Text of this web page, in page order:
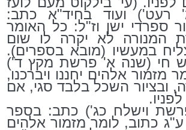
רעט') ועוד בחיד"א כתב:
ספרדי ישן וז"ל: כל האומר
המנורה לא יקרה לו שום
במעשיו (מובא בספרים).
חי (שנה א' פרשת מקץ ד')
מזמור אלהים יחננו ויברכנו,
ובציור השכל בלבד סגי, אם
וישלח כג') כתב: בספר
כתוב, לומר מזמור אלהים